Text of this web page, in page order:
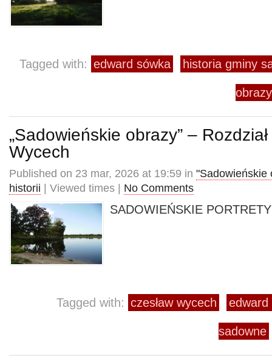
Tagged with: edward sówka historia gminy
obrazy
„Sadowieńskie obrazy” –
Wycech
Published on 23 mar, 2026 at 19:59 in "Sadowieńskie
historii | Viewed times | No Comments
SADOWIEŃSKIE
Tagged with: czesław wycech edward
sadowne